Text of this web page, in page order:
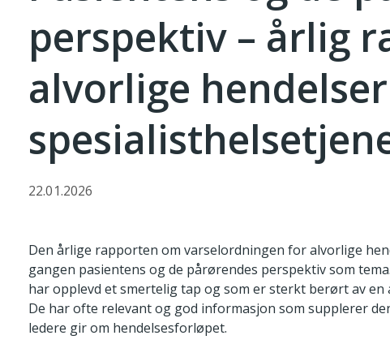
perspektiv – årlig
alvorlige
22.01.2026
Den årlige rapporten om varselordningen for alvorlige
gangen pasientens og de pårørendes perspektiv som
har opplevd et smertelig tap og som er sterkt berørt av
De har ofte relevant og god informasjon som supplerer
ledere gir om hendelsesforløpet.